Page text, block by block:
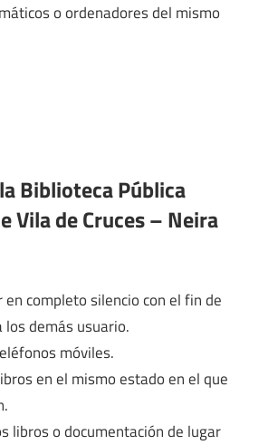
o ordenadores del mismo
Biblioteca Pública
Vila de Cruces – Neira
en completo silencio con el fin de
demás usuario.
móviles.
en el mismo estado en el que
libros o documentación de lugar